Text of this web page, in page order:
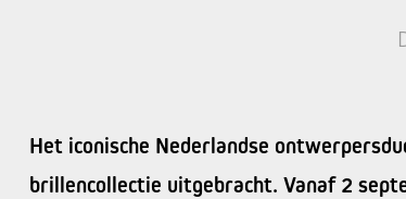
Het iconische Nederlandse
brillencollectie uitgebracht. Vanaf 2